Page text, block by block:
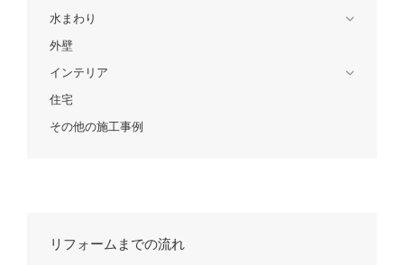
水まわり
外壁
インテリア
住宅
その他の施工事例
リフォームまでの流れ